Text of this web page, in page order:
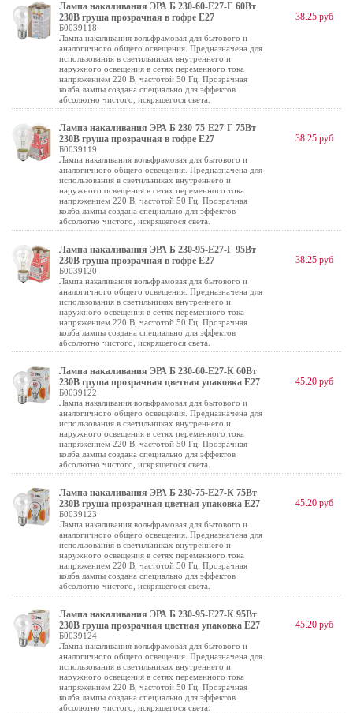
Лампа накаливания ЭРА Б 230-60-E27-Г 60Вт
230В груша прозрачная в гофре E27
Б0039118
Лампа накаливания вольфрамовая для бытового и
аналогичного общего освещения. Предназначена для
использования в светильниках внутреннего и
наружного освещения в сетях переменного тока
напряжением 220 В, частотой 50 Гц. Прозрачная
колба лампы создана специально для эффектов
абсолютно чистого, искрящегося света.
38.25 руб
Лампа накаливания ЭРА Б 230-75-E27-Г 75Вт
230В груша прозрачная в гофре E27
Б0039119
Лампа накаливания вольфрамовая для бытового и
аналогичного общего освещения. Предназначена для
использования в светильниках внутреннего и
наружного освещения в сетях переменного тока
напряжением 220 В, частотой 50 Гц. Прозрачная
колба лампы создана специально для эффектов
абсолютно чистого, искрящегося света.
38.25 руб
Лампа накаливания ЭРА Б 230-95-E27-Г 95Вт
230В груша прозрачная в гофре E27
Б0039120
Лампа накаливания вольфрамовая для бытового и
аналогичного общего освещения. Предназначена для
использования в светильниках внутреннего и
наружного освещения в сетях переменного тока
напряжением 220 В, частотой 50 Гц. Прозрачная
колба лампы создана специально для эффектов
абсолютно чистого, искрящегося света.
38.25 руб
Лампа накаливания ЭРА Б 230-60-E27-К 60Вт
230В груша прозрачная цветная упаковка E27
Б0039122
Лампа накаливания вольфрамовая для бытового и
аналогичного общего освещения. Предназначена для
использования в светильниках внутреннего и
наружного освещения в сетях переменного тока
напряжением 220 В, частотой 50 Гц. Прозрачная
колба лампы создана специально для эффектов
абсолютно чистого, искрящегося света.
45.20 руб
Лампа накаливания ЭРА Б 230-75-E27-К 75Вт
230В груша прозрачная цветная упаковка E27
Б0039123
Лампа накаливания вольфрамовая для бытового и
аналогичного общего освещения. Предназначена для
использования в светильниках внутреннего и
наружного освещения в сетях переменного тока
напряжением 220 В, частотой 50 Гц. Прозрачная
колба лампы создана специально для эффектов
абсолютно чистого, искрящегося света.
45.20 руб
Лампа накаливания ЭРА Б 230-95-E27-К 95Вт
230В груша прозрачная цветная упаковка E27
Б0039124
Лампа накаливания вольфрамовая для бытового и
аналогичного общего освещения. Предназначена для
использования в светильниках внутреннего и
наружного освещения в сетях переменного тока
напряжением 220 В, частотой 50 Гц. Прозрачная
колба лампы создана специально для эффектов
абсолютно чистого, искрящегося света.
45.20 руб